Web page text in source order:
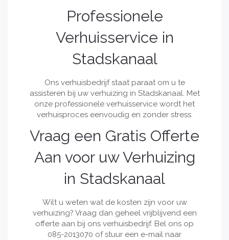
Professionele
Verhuisservice in
Stadskanaal
Ons verhuisbedrijf staat paraat om u te
assisteren bij uw verhuizing in Stadskanaal. Met
onze professionele verhuisservice wordt het
verhuisproces eenvoudig en zonder stress.
Vraag een Gratis Offerte
Aan voor uw Verhuizing
in Stadskanaal
Wilt u weten wat de kosten zijn voor uw
verhuizing? Vraag dan geheel vrijblijvend een
offerte aan bij ons verhuisbedrijf. Bel ons op
085-2013070 of stuur een e-mail naar